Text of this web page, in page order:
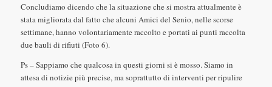
Concludiamo dicendo che la situazione che si mostra attualmente è
stata migliorata dal fatto che alcuni Amici del Senio, nelle scorse
settimane, hanno volontariamente raccolto e portati ai punti raccolta
due bauli di rifiuti (Foto 6).
Ps – Sappiamo che qualcosa in questi giorni si è mosso. Siamo in
attesa di notizie più precise, ma soprattutto di interventi per ripulire